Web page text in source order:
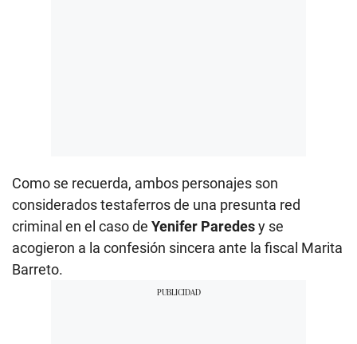
Como se recuerda, ambos personajes son
considerados testaferros de una presunta red
criminal en el caso de Yenifer Paredesy se
acogieron a la confesión sincera ante la fiscal Marita
Barreto.